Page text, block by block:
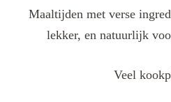
Maaltijden met verse
lekker, en natuurlijk
Veel